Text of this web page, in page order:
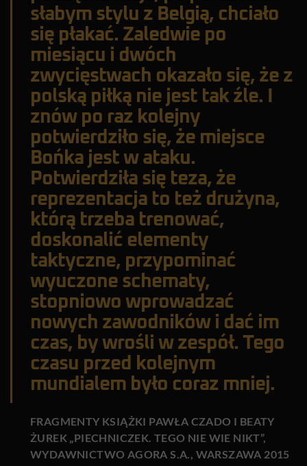
słabym stylu z Belgią, chciało
się płakać. Zaledwie po
miesiącu i dwóch
zwycięstwach okazało się, że z
polską piłką nie jest tak źle. I
znów po raz kolejny
potwierdziło się, że miejsce
Bońka jest w ataku.
Potwierdziła się teza, że
reprezentacja to też drużyna,
którą trzeba trenować,
doskonalić elementy
taktyczne, przypominać
wyuczone schematy,
stopniowo wprowadzać
nowych zawodników i dać im
czas, by wrośli w zespół. Tego
czasu przed kolejnym
mundialem było coraz mniej.
FRAGMENTY KSIĄŻKI PAWŁA CZADO I BEATY
ŻUREK „PIECHNICZEK. TEGO NIE WIE NIKT”,
WYDAWNICTWO AGORA S.A., WARSZAWA 2015